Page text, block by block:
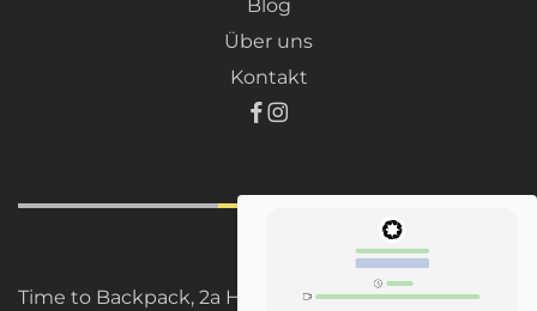
Blog
Über uns
Kontakt
Time to Backpack, 2a Hill St, Wallsend, NSW 2287,